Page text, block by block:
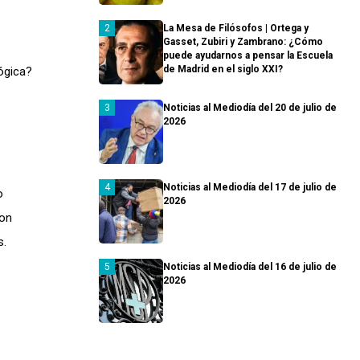
La Mesa de Filósofos | Ortega y
Gasset, Zubiri y Zambrano: ¿Cómo
puede ayudarnos a pensar la Escuela
de Madrid en el siglo XXI?
Noticias al Mediodía del 20 de julio de
2026
Noticias al Mediodía del 17 de julio de
2026
Noticias al Mediodía del 16 de julio de
2026